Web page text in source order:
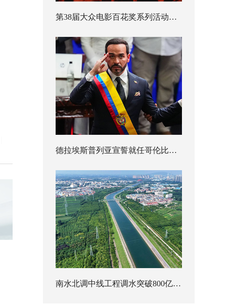
第38届大众电影百花奖系列活动开幕
德拉埃斯普列亚宣誓就任哥伦比亚总统
南水北调中线工程调水突破800亿立方米